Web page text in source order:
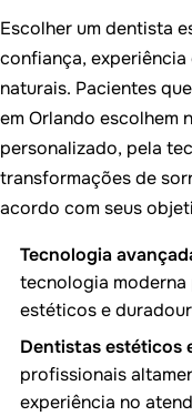
Escolher um dentista
confiança,
naturais. Pacientes
em Orlando escolhem
personalizado, pela
transformações de
acordo com seus
Tecnologia
tecnologia
estéticos e
Dentistas estéticos
profissionais
experiência no